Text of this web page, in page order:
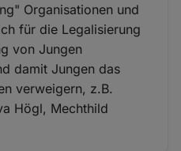
Organisationen und
für die Legalisierung
von Jungen
damit Jungen das
verweigern, z.B.
Högl, Mechthild